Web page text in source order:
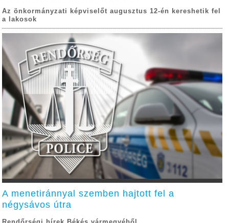
Az önkormányzati képviselőt augusztus 12-én kereshetik fel
a lakosok
A menetiránnyal szemben hajtott fel a
négysávos útra